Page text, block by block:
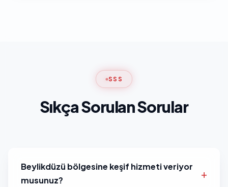
SSS
Sıkça Sorulan Sorular
Beylikdüzü bölgesine keşif hizmeti veriyor
musunuz?